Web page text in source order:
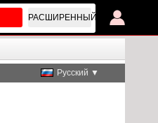
РАСШИРЕННЫЙ
Русский ▼